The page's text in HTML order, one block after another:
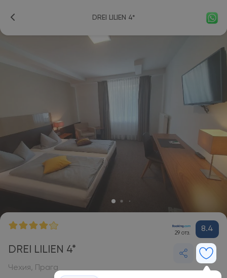
DREI LILIEN 4*
29 отз. 8.4
DREI LILIEN 4*
Чехия, Прага